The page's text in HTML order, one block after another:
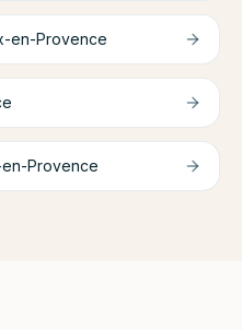
en-Provence
Provence